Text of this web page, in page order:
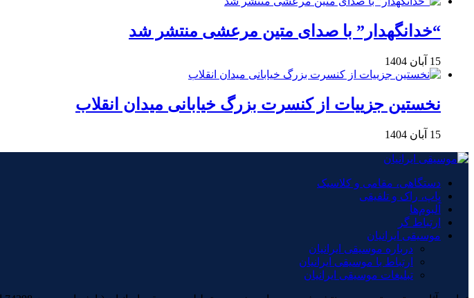
“خدانگهدار” با صدای متین مرعشی منتشر شد
15 آبان 1404
نخستین جزییات از کنسرت بزرگ خیابانی میدان انقلاب
15 آبان 1404
دستگاهی، مقامی و کلاسیک
پاپ، راک و تلفیقی
آلبوم‌ها
ارتباط گر
موسیقی ایرانیان
درباره موسیقی ایرانیان
ارتباط با موسیقی ایرانیان
تبلیغات موسیقی ایرانیان